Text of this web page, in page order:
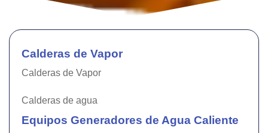
Calderas de Vapor
Calderas de Vapor
Calderas de agua
Equipos Generadores de Agua Caliente